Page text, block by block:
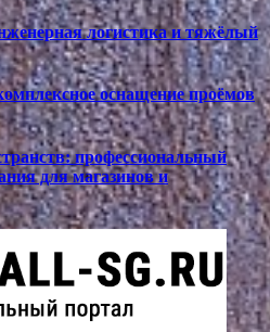
логистика и тяжёлый
оснащение проёмов
профессиональный
для магазинов и